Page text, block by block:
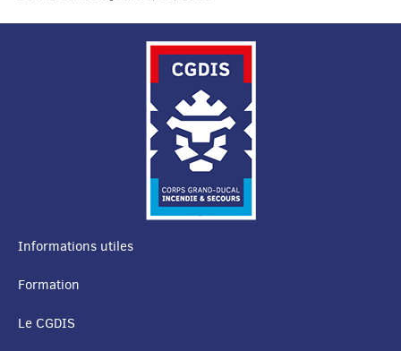
MENU
DE
Informations utiles
Formation
Le CGDIS